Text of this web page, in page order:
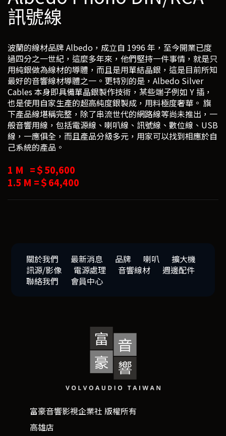
訊號線
波蘭的線材品牌 Albedo，成立自 1996 年，至今開業已度
過四分之一世紀，這麼多年來，他們堅持一件事情，就是只
用純銀做為線材的導體，而且是用單結晶銀，這是目前所知
最好的音響線材導體之一。更特別的是，Albedo Silver
Cables 本身即具備單晶銀製作技術，某些端子例如 Y 插，
也是使用自家生產的超高純度銀製成，用料極度奢華。 旗
下產品線堪稱完整，除了串流世代的網路線等尚未推出，一
般音響用線，包括電源線、喇叭線、訊號線、數位線、USB
線，一應俱全，而且產品分級多元，用家可以找到相應於自
己系統的產品。
1 M =＄50,600
1.5 M =＄64,400
關於我們 最新消息 品牌 喇叭
擴大機
訊源/影像
電源處理 音響線材
週邊配件
聯絡我們
會員中心
富豪音響影視企業社 版權所有
高雄店